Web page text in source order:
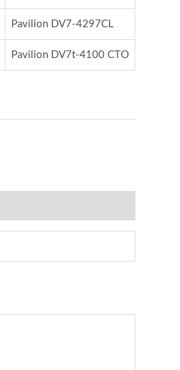
Pavilion DV7-4297CL
Pavilion DV7t-4100 CTO